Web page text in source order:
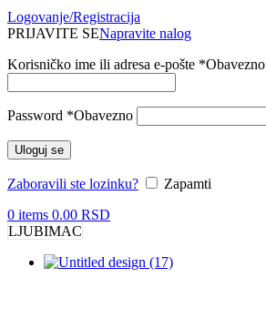
Logovanje/Registracija
PRIJAVITE SENapravite nalog
Korisničko ime ili adresa e-pošte *Obavezno
Password *Obavezno
Uloguj se
Zaboravili ste lozinku?
Zapamti
0 items 0.00 RSD
LJUBIMAC